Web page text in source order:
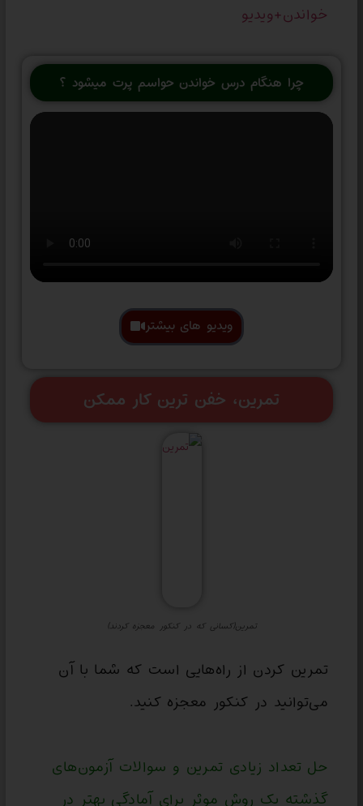
خواندن+ویدیو
چرا هنگام درس خواندن حواسم پرت میشود ؟
ویدیو های بیشتر
تمرین، خفن ترین کار ممکن
تمرین(کسانی که در کنکور معجزه کردند)
تمرین کردن از راه‌هایی است که شما با آن
می‌توانید در کنکور معجزه کنید.
حل تعداد زیادی تمرین و سوالات آزمون‌های
گذشته یک روش موثر برای آمادگی بهتر در